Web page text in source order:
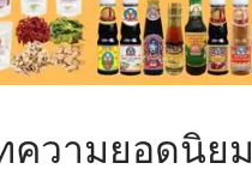
ความยอดนิยม